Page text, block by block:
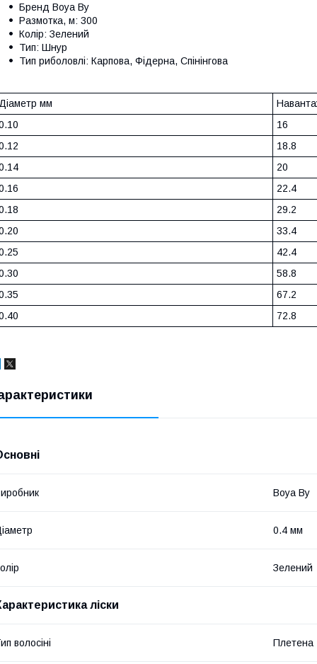
Бренд Boya By
Размотка, м: 300
Колір: Зелений
Тип: Шнур
Тип риболовлі: Карпова, Фідерна, Спінінгова
мм
16
18.8
20
22.4
29.2
33.4
42.4
58.8
67.2
72.8
Boya By
0.4 мм
Зелений
ліски
волосіні Плетена